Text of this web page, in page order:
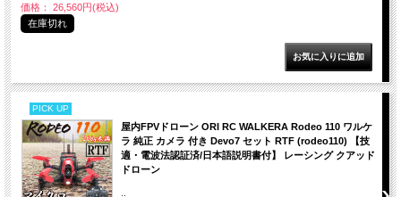
価格： 26,560円(税込)
在庫切れ
PICK UP
屋内FPVドローン ORI RC WALKERA Rodeo 110 ワルケ
ラ 純正 カメラ 付き Devo7 セット RTF (rodeo110) 【技
適・電波法認証済/日本語説明書付】 レーシング クアッド
ドローン